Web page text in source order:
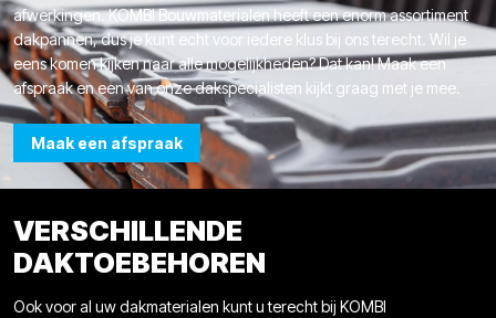
afwerkingen. KOMBI Bouwmaterialen heeft een enorm assortiment
dakpannen, dus je kunt echt voor iedere klus bij ons terecht. Wil je
eens komen kijken naar alle mogelijkheden? Dat kan! Maak een
afspraak en een van onze dakspecialisten kijkt graag met je mee.
Maak een afspraak
VERSCHILLENDE
DAKTOEBEHOREN
Ook voor al uw dakmaterialen kunt u terecht bij KOMBI